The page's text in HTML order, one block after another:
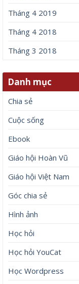
Tháng 4 2019
Tháng 4 2018
Tháng 3 2018
Danh mục
Chia sẻ
Cuộc sống
Ebook
Giáo hội Hoàn Vũ
Giáo hội Việt Nam
Góc chia sẻ
Hình ảnh
Học hỏi
Học hỏi YouCat
Học Wordpress